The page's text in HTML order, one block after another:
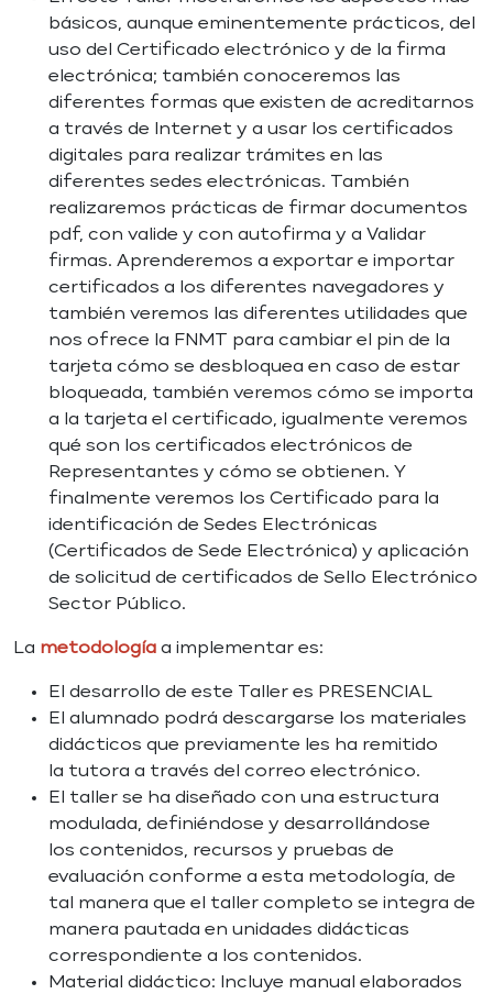
básicos, aunque eminentemente prácticos, del
uso del Certificado electrónico y de la firma
electrónica; también conoceremos las
diferentes formas que existen de acreditarnos
a través de Internet y a usar los certificados
digitales para realizar trámites en las
diferentes sedes electrónicas. También
realizaremos prácticas de firmar documentos
pdf, con valide y con autofirma y a Validar
firmas. Aprenderemos a exportar e importar
certificados a los diferentes navegadores y
también veremos las diferentes utilidades que
nos ofrece la FNMT para cambiar el pin de la
tarjeta cómo se desbloquea en caso de estar
bloqueada, también veremos cómo se importa
a la tarjeta el certificado, igualmente veremos
qué son los certificados electrónicos de
Representantes y cómo se obtienen. Y
finalmente veremos los Certificado para la
identificación de Sedes Electrónicas
(Certificados de Sede Electrónica) y aplicación
de solicitud de certificados de Sello Electrónico
Sector Público.
La metodología a implementar es:
El desarrollo de este Taller es PRESENCIAL
El alumnado podrá descargarse los materiales
didácticos que previamente les ha remitido
la tutora a través del correo electrónico.
El taller se ha diseñado con una estructura
modulada, definiéndose y desarrollándose
los contenidos, recursos y pruebas de
evaluación conforme a esta metodología, de
tal manera que el taller completo se integra de
manera pautada en unidades didácticas
correspondiente a los contenidos.
Material didáctico: Incluye manual elaborados